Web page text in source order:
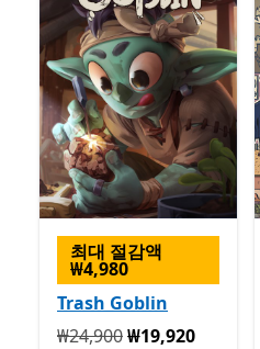
최대 절감액
₩4,980
Trash Goblin
원래 ₩24,900 지금 ₩19,920
₩24,900₩19,920